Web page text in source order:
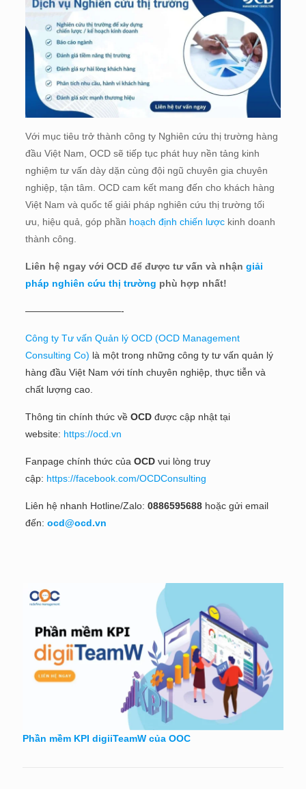
Với mục tiêu trở thành công ty Nghiên cứu thị trường hàng
đầu Việt Nam, OCD sẽ tiếp tục phát huy nền tảng kinh
nghiệm tư vấn dày dặn cùng đội ngũ chuyên gia chuyên
nghiệp, tận tâm. OCD cam kết mang đến cho khách hàng
Việt Nam và quốc tế giải pháp nghiên cứu thị trường tối
ưu, hiệu quả, góp phần hoạch định chiến lượckinh doanh
thành công.
Liên hệ ngay với OCD để được tư vấn và nhận giải
pháp nghiên cứu thị trường phù hợp nhất!
——————————-
Công ty Tư vấn Quản lý OCD (OCD Management
Consulting Co) là một trong những công ty tư vấn quản lý
hàng đầu Việt Nam với tính chuyên nghiệp, thực tiễn và
chất lượng cao.
Thông tin chính thức về OCD được cập nhật tại
website: https://ocd.vn
Fanpage chính thức của OCD vui lòng truy
cập: https://facebook.com/OCDConsulting
Liên hệ nhanh Hotline/Zalo: 0886595688 hoặc gửi email
đến: ocd@ocd.vn
Phần mềm KPI digiiTeamW của OOC